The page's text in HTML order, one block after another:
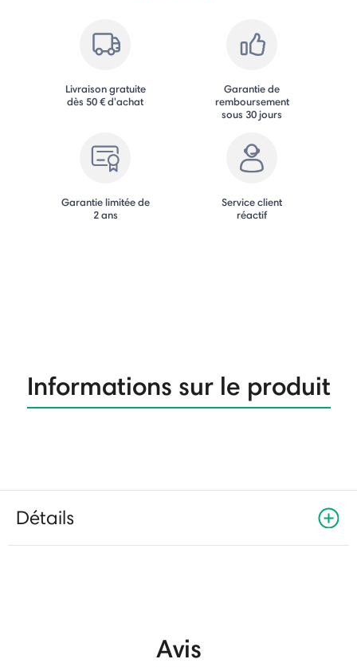
Livraison gratuite
dès 50 € d'achat
Garantie de
remboursement
sous 30 jours
Garantie limitée de
2 ans
Service client
réactif
Informations sur le produit
Détails
Avis